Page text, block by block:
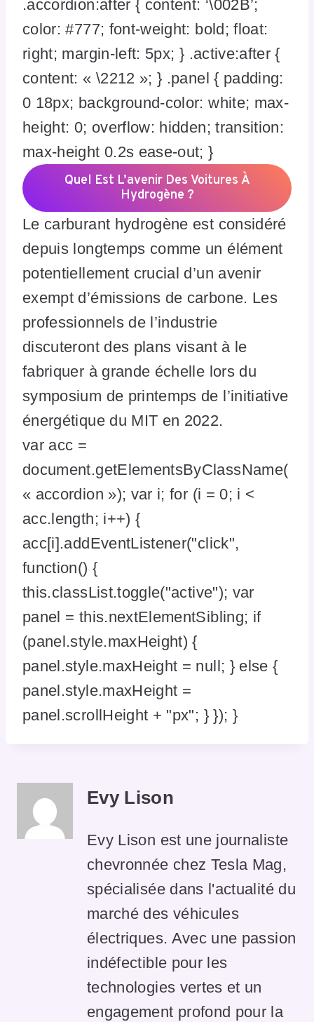
.accordion:after { content: ‘\002B’;
color: #777; font-weight: bold; float:
right; margin-left: 5px; } .active:after {
content: « \2212 »; } .panel { padding:
0 18px; background-color: white; max-
height: 0; overflow: hidden; transition:
max-height 0.2s ease-out; }
Quel Est L’avenir Des Voitures À
Hydrogène ?
Le carburant hydrogène est considéré
depuis longtemps comme un élément
potentiellement crucial d’un avenir
exempt d’émissions de carbone. Les
professionnels de l’industrie
discuteront des plans visant à le
fabriquer à grande échelle lors du
symposium de printemps de l’initiative
énergétique du MIT en 2022.
var acc =
document.getElementsByClassName(
« accordion »); var i; for (i = 0; i <
acc.length; i++) {
acc[i].addEventListener("click",
function() {
this.classList.toggle("active"); var
panel = this.nextElementSibling; if
(panel.style.maxHeight) {
panel.style.maxHeight = null; } else {
panel.style.maxHeight =
panel.scrollHeight + "px"; } }); }
Evy Lison
Evy Lison est une journaliste
chevronnée chez Tesla Mag,
spécialisée dans l'actualité du
marché des véhicules
électriques. Avec une passion
indéfectible pour les
technologies vertes et un
engagement profond pour la